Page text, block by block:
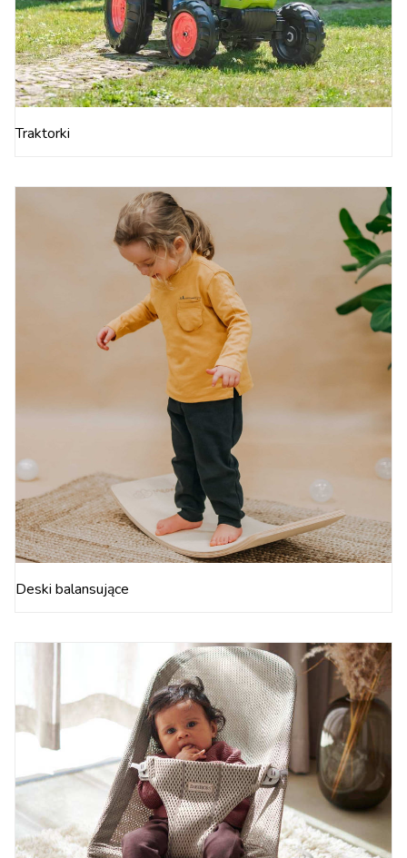
Traktorki
Deski balansujące